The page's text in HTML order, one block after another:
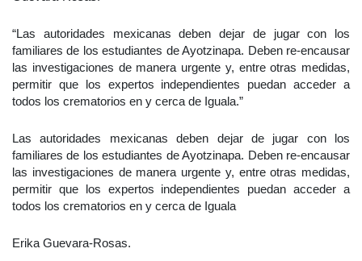
“Las autoridades mexicanas deben dejar de jugar con los
familiares de los estudiantes de Ayotzinapa. Deben re-encausar
las investigaciones de manera urgente y, entre otras medidas,
permitir que los expertos independientes puedan acceder a
todos los crematorios en y cerca de Iguala.”
Las autoridades mexicanas deben dejar de jugar con los
familiares de los estudiantes de Ayotzinapa. Deben re-encausar
las investigaciones de manera urgente y, entre otras medidas,
permitir que los expertos independientes puedan acceder a
todos los crematorios en y cerca de Iguala
Erika Guevara-Rosas.